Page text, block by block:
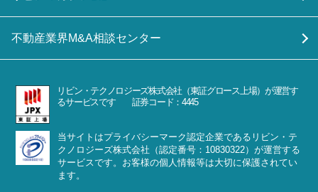
不動産業界M&A相談センター
リビン・テクノロジーズ株式会社（東証グロース上場）が運営す
るサービスです 証券コード：4445
当サイトはプライバシーマーク認定企業であるリビン・テ
クノロジーズ株式会社（認定番号：10830322）が運営する
サービスです。お客様の個人情報等は大切に保護されてい
ます。